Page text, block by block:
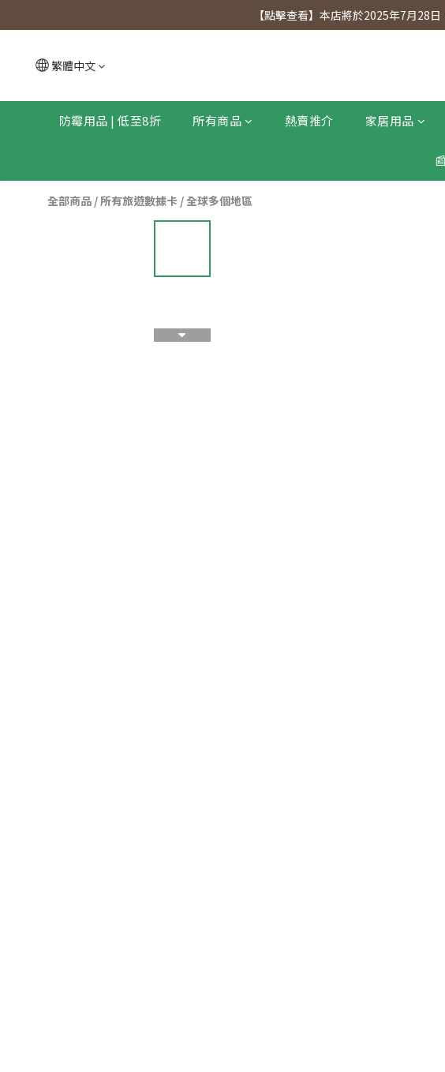
【點擊查看】會員專享 星
【點擊查看】本店將於2025年7月28
繁體中文
防霉用品 | 低至8折 所有商品 熱賣推介 家居用品
全部商品 /所有旅遊數據卡 /全球多個地區